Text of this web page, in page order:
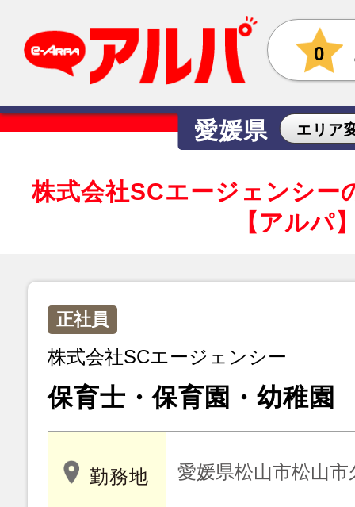
0
愛媛県 エリア
株式会社SCエージェンシー
【アルパ
正社員
株式会社SCエージェンシー
保育士・保育園・幼稚園
勤務地 愛媛県松山市松山